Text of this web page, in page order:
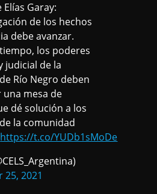
Garay:
de los hechos
debe avanzar.
los poderes
judicial de la
Río Negro deben
una mesa de
dé solución a los
la comunidad
https://t.co/YUDb1sMoDe
25, 2021